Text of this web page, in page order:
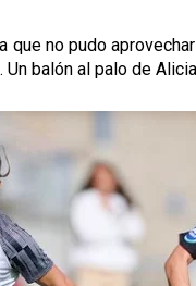
no pudo
balón al palo de